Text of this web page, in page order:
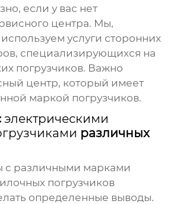
если у вас нет
центра. Мы,
услуги сторонних
специализирующихся на
погрузчиков. Важно
центр, который имеет
маркой погрузчиков.
электрическими
различных
с различными марками
погрузчиков
определенные выводы.